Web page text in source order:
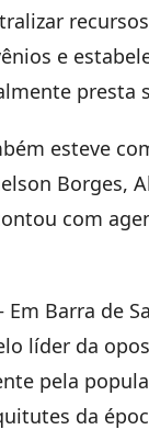
e
presta
esteve
Borges,
com
Em Barra de
líder da
pela
da